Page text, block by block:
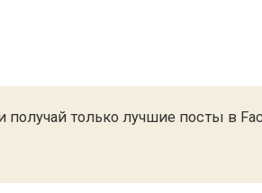
только лучшие посты в